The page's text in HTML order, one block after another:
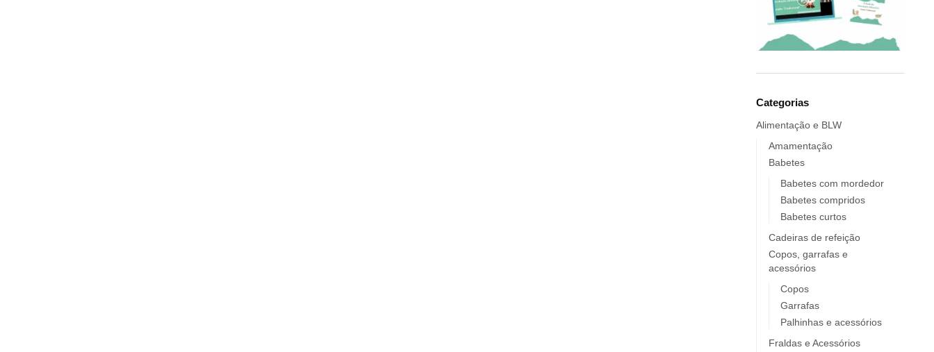
Eigenart
El Saquitos de la Salud
Elobra KIDS
Everyday Baby
FÜRNIS
Gloop
Goula
Grabease
grums
Haakaa
HappyBear Diapers
Categorias
Alimentação e BLW
Amamentação
Babetes
Babetes com mordedor
Babetes compridos
Babetes curtos
Cadeiras de refeição
Copos, garrafas e
acessórios
Copos
Garrafas
Palhinhas e acessórios
Fraldas e Acessórios